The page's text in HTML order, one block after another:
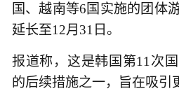
国、越南等6国实施的团体
延长至12月31日。
报道称，这是韩国第11次
的后续措施之一，旨在吸引